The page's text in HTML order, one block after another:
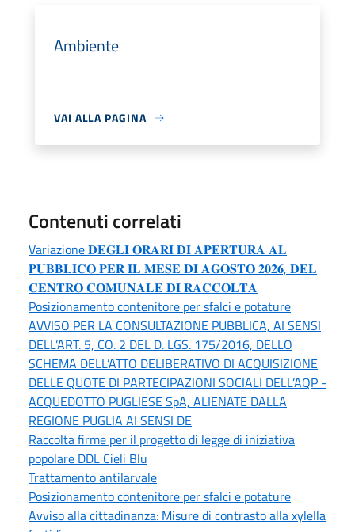
Ambiente
VAI ALLA PAGINA
Contenuti correlati
Variazione 𝐃𝐄𝐆𝐋𝐈 𝐎𝐑𝐀𝐑𝐈 𝐃𝐈 𝐀𝐏𝐄𝐑𝐓𝐔𝐑𝐀 𝐀𝐋
𝐏𝐔𝐁𝐁𝐋𝐈𝐂𝐎 𝐏𝐄𝐑 𝐈𝐋 𝐌𝐄𝐒𝐄 𝐃𝐈 𝐀𝐆𝐎𝐒𝐓𝐎 𝟐𝟎𝟐𝟔, 𝐃𝐄𝐋
𝐂𝐄𝐍𝐓𝐑𝐎 𝐂𝐎𝐌𝐔𝐍𝐀𝐋𝐄 𝐃𝐈 𝐑𝐀𝐂𝐂𝐎𝐋𝐓𝐀
Posizionamento contenitore per sfalci e potature
AVVISO PER LA CONSULTAZIONE PUBBLICA, AI SENSI
DELL’ART. 5, CO. 2 DEL D. LGS. 175/2016, DELLO
SCHEMA DELL’ATTO DELIBERATIVO DI ACQUISIZIONE
DELLE QUOTE DI PARTECIPAZIONI SOCIALI DELL’AQP -
ACQUEDOTTO PUGLIESE SpA, ALIENATE DALLA
REGIONE PUGLIA AI SENSI DE
Raccolta firme per il progetto di legge di iniziativa
popolare DDL Cieli Blu
Trattamento antilarvale
Posizionamento contenitore per sfalci e potature
Avviso alla cittadinanza: Misure di contrasto alla xylella